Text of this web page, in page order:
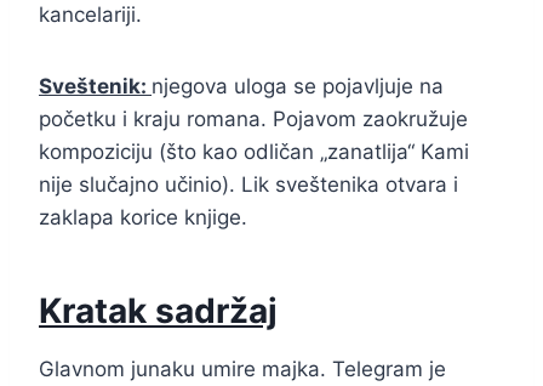
kancelariji.
Sveštenik: njegova uloga se pojavljuje na
početku i kraju romana. Pojavom zaokružuje
kompoziciju (što kao odličan „zanatlija“ Kami
nije slučajno učinio). Lik sveštenika otvara i
zaklapa korice knjige.
Kratak sadržaj
Glavnom junaku umire majka. Telegram je